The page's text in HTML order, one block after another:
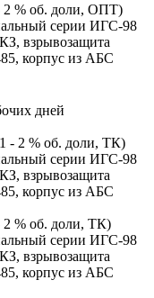
2 % об. доли, ОПТ)
серии ИГС-98
взрывозащита
корпус из АБС
дней
% об. доли, ТК)
серии ИГС-98
взрывозащита
корпус из АБС